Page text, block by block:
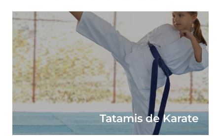
Tatamis de Karate